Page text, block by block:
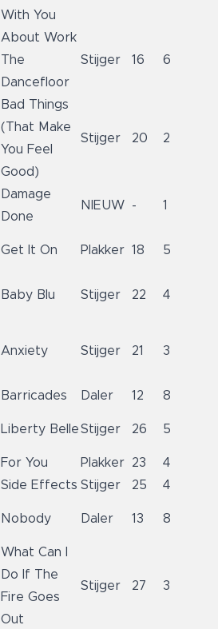
With You
About Work
The
Dancefloor
Stijger 16 6
Bad Things
(That Make
You Feel
Good)
Stijger 20 2
Damage
Done
NIEUW - 1
Get It On Plakker 18 5
Baby Blu Stijger 22 4
Anxiety Stijger 21 3
Barricades Daler 12 8
Liberty BelleStijger 26 5
For You Plakker 23
4
Side Effects Stijger 25 4
Nobody Daler 13 8
What Can I
Do If The
Fire Goes
Out
Stijger 27 3